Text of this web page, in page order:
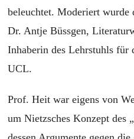
beleuchtet. Moderiert wurde
Dr. Antje Büssgen,
Inhaberin des Lehrstuhls für
UCL.
Prof. Heit war eigens von
um Nietzsches Konzept des